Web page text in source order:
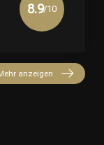
8.9/10
anzeigen